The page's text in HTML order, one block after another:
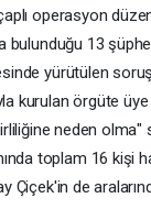
operasyon
bulunduğu 13
yürütülen
kurulan örgüte
neden olma"
toplam 16 kişi
Çiçek'in de